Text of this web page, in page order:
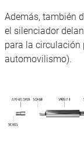
Además, también
el silenciador
para la circulación
automovilismo).